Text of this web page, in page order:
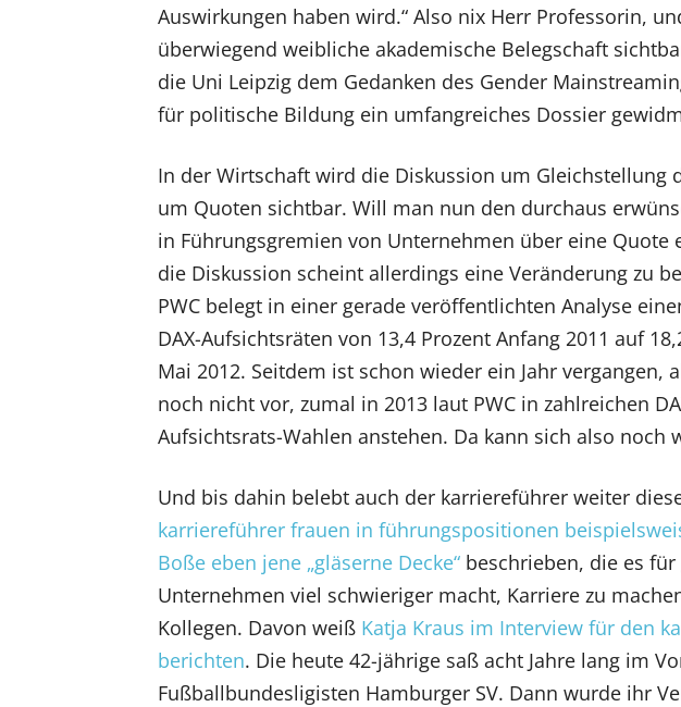
Auswirkungen haben wird.“ Also nix Herr Professorin,
überwiegend weibliche akademische Belegschaft
die Uni Leipzig dem Gedanken des Gender
für politische Bildung ein umfangreiches Dossier
In der Wirtschaft wird die Diskussion um Gleichstellung
um Quoten sichtbar. Will man nun den durchaus
in Führungsgremien von Unternehmen über eine Quote
die Diskussion scheint allerdings eine Veränderung zu
PWC belegt in einer gerade veröffentlichten Analyse
DAX-Aufsichtsräten von 13,4 Prozent Anfang 2011 auf
Mai 2012. Seitdem ist schon wieder ein Jahr vergangen,
noch nicht vor, zumal in 2013 laut PWC in zahlreichen
Aufsichtsrats-Wahlen anstehen. Da kann sich also noch
Und bis dahin belebt auch der karriereführer weiter
karriereführer frauen in führungspositionen
Boße eben jene „gläserne Decke“beschrieben, die es für
Unternehmen viel schwieriger macht, Karriere zu
Kollegen. Davon weiß Katja Kraus im Interview für den
berichten. Die heute 42-jährige saß acht Jahre lang im
Fußballbundesligisten Hamburger SV. Dann wurde ihr